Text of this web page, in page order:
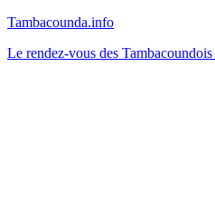
Tambacounda.info
Le rendez-vous des